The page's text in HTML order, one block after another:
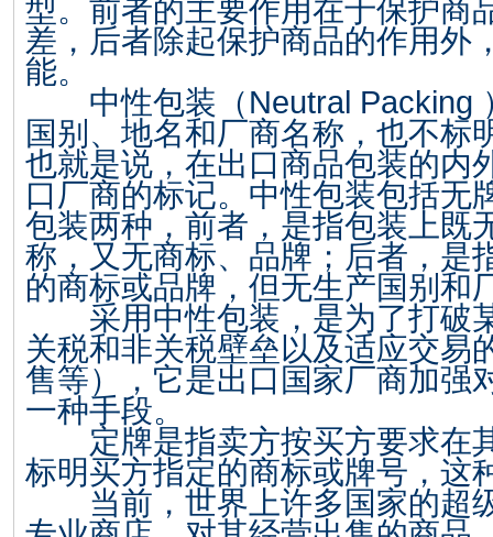
型。前者的主要作用在于保护商
差，后者除起保护商品的作用外
能。
中性包装（Neutral Packing
国别、地名和厂商名称，也不标
也就是说，在出口商品包装的内
口厂商的标记。中性包装包括无
包装两种，前者，是指包装上既
称，又无商标、品牌；后者，是
的商标或品牌，但无生产国别和
采用中性包装，是为了打破
关税和非关税壁垒以及适应交易
售等），它是出口国家厂商加强
一种手段。
定牌是指卖方按买方要求在
标明买方指定的商标或牌号，这
当前，世界上许多国家的超